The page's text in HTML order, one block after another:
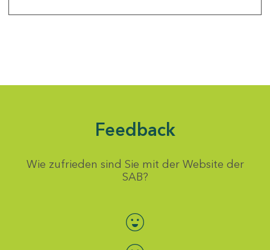
Feedback
Wie zufrieden sind Sie mit der Website der
SAB?
Bewertung auswählen